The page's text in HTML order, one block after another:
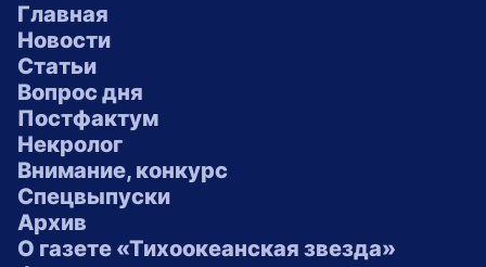
Главная
Новости
Статьи
Вопрос дня
Постфактум
Некролог
Внимание, конкурс
Спецвыпуски
Архив
О газете «Тихоокеанская звезда»